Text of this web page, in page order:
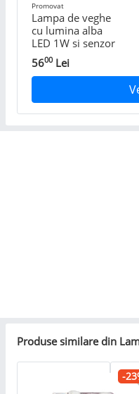
Promovat
Lampa de veghe
cu lumina alba
LED 1W si senzor
de lumina, alb
5600Lei
Produse similare din
-